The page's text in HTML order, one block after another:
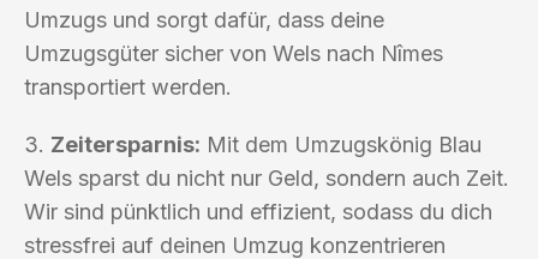
Umzugs und sorgt dafür, dass deine
Umzugsgüter sicher von Wels nach Nîmes
transportiert werden.
3. Zeitersparnis: Mit dem Umzugskönig Blau
Wels sparst du nicht nur Geld, sondern auch Zeit.
Wir sind pünktlich und effizient, sodass du dich
stressfrei auf deinen Umzug konzentrieren